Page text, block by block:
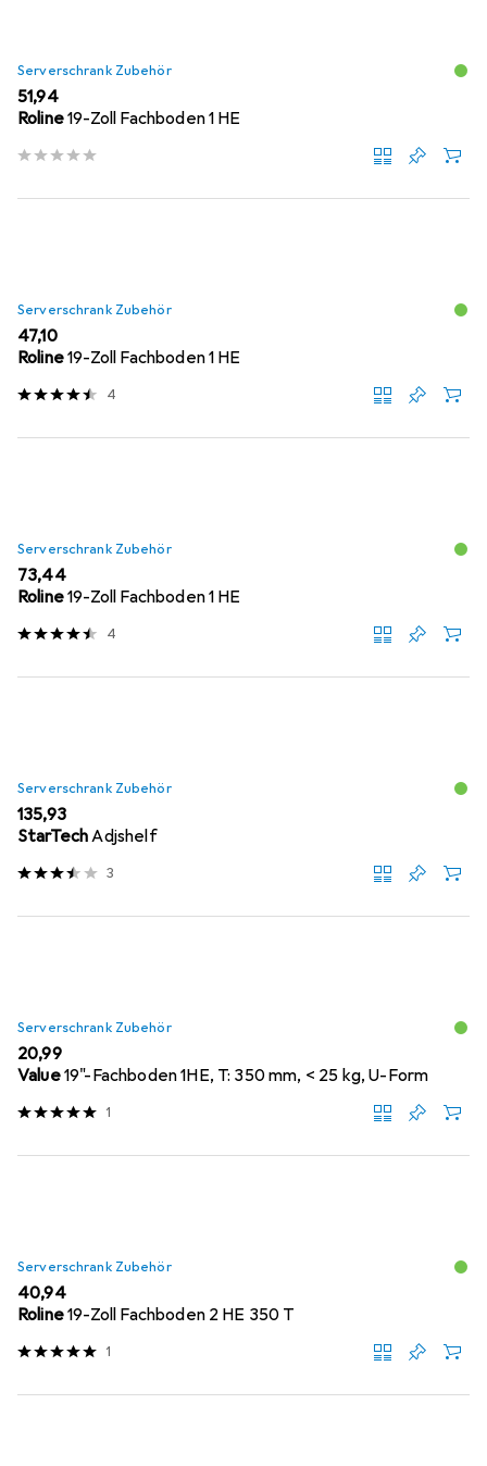
Serverschrank Zubehör
EUR
51,94
Roline19-Zoll Fachboden 1 HE
Serverschrank Zubehör
EUR
47,10
Roline19-Zoll Fachboden 1 HE
4
Serverschrank Zubehör
EUR
73,44
Roline19-Zoll Fachboden 1 HE
4
Serverschrank Zubehör
EUR
135,93
StarTechAdjshelf
3
Serverschrank Zubehör
EUR
20,99
Value19"-Fachboden 1HE, T: 350 mm, < 25 kg, U-Form
1
Serverschrank Zubehör
EUR
40,94
Roline19-Zoll Fachboden 2 HE 350 T
1